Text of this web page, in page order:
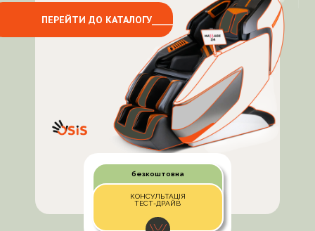
безкоштовна
КОНСУЛЬТАЦІЯ
ТЕСТ-ДРАЙВ
ПЕРЕЙТИ ДО КАТАЛОГУ_____